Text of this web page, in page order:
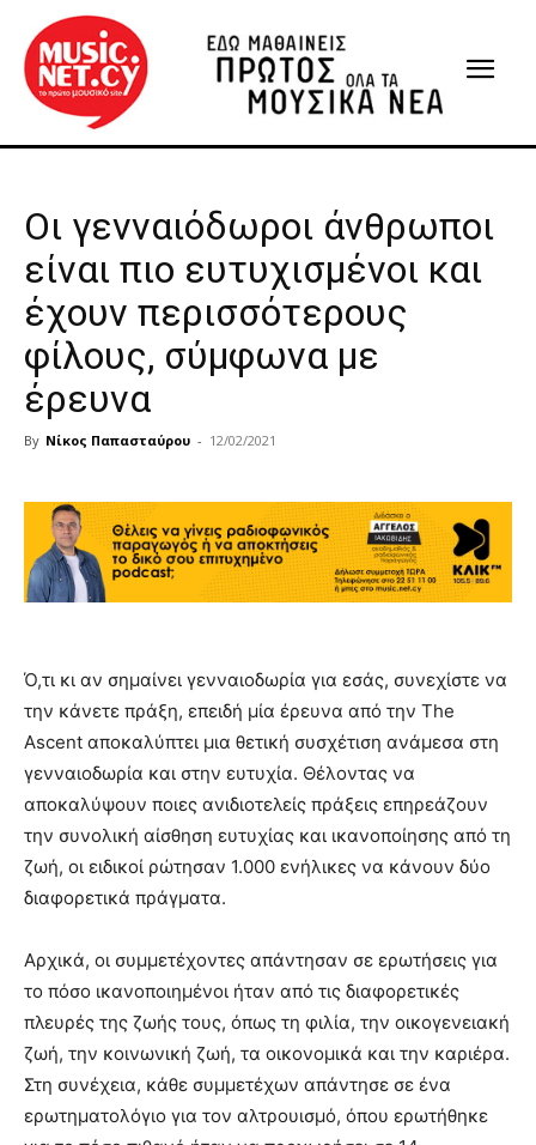
Οι γενναιόδωροι άνθρωποι
είναι πιο ευτυχισμένοι και
έχουν περισσότερους
φίλους, σύμφωνα με
έρευνα
By Νίκος Παπασταύρου - 12/02/2021
Ό,τι κι αν σημαίνει γενναιοδωρία για εσάς, συνεχίστε να
την κάνετε πράξη, επειδή μία έρευνα από την The
Ascent αποκαλύπτει μια θετική συσχέτιση ανάμεσα στη
γενναιοδωρία και στην ευτυχία. Θέλοντας να
αποκαλύψουν ποιες ανιδιοτελείς πράξεις επηρεάζουν
την συνολική αίσθηση ευτυχίας και ικανοποίησης από τη
ζωή, οι ειδικοί ρώτησαν 1.000 ενήλικες να κάνουν δύο
διαφορετικά πράγματα.
Αρχικά, οι συμμετέχοντες απάντησαν σε ερωτήσεις για
το πόσο ικανοποιημένοι ήταν από τις διαφορετικές
πλευρές της ζωής τους, όπως τη φιλία, την οικογενειακή
ζωή, την κοινωνική ζωή, τα οικονομικά και την καριέρα.
Στη συνέχεια, κάθε συμμετέχων απάντησε σε ένα
ερωτηματολόγιο για τον αλτρουισμό, όπου ερωτήθηκε